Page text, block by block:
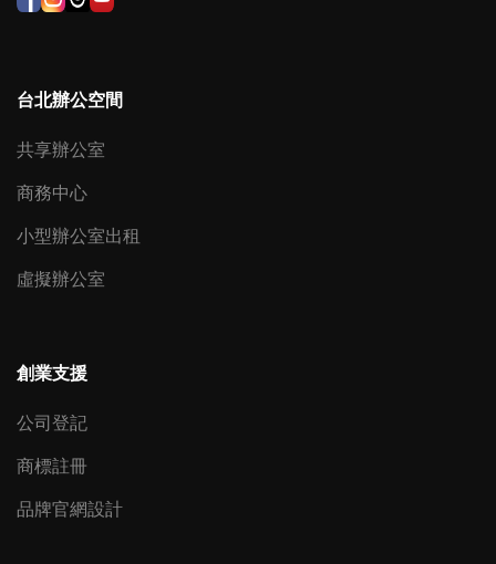
台北辦公空間
共享辦公室
商務中心
小型辦公室出租
虛擬辦公室
創業支援
公司登記
商標註冊
品牌官網設計